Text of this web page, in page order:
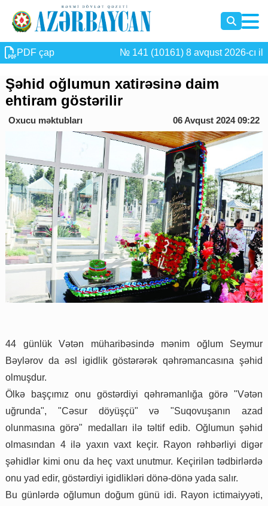
PDF çap № 141 (10161) 8 avqust 2026-cı il
Şəhid oğlumun xatirəsinə daim
ehtiram göstərilir
Oxucu məktubları 06 Avqust 2024 09:22
44 günlük Vətən müharibəsində mənim oğlum Seymur
Bəylərov da əsl igidlik göstərərək qəhrəmancasına şəhid
olmuşdur.
Ölkə başçımız onu göstərdiyi qəhrəmanlığa görə "Vətən
uğrunda", "Cəsur döyüşçü" və "Suqovuşanın azad
olunmasına görə" medalları ilə təltif edib. Oğlumun şəhid
olmasından 4 ilə yaxın vaxt keçir. Rayon rəhbərliyi digər
şəhidlər kimi onu da heç vaxt unutmur. Keçirilən tədbirlərdə
onu yad edir, göstərdiyi igidlikləri dönə-dönə yada salır.
Bu günlərdə oğlumun doğum günü idi. Rayon ictimaiyyəti,